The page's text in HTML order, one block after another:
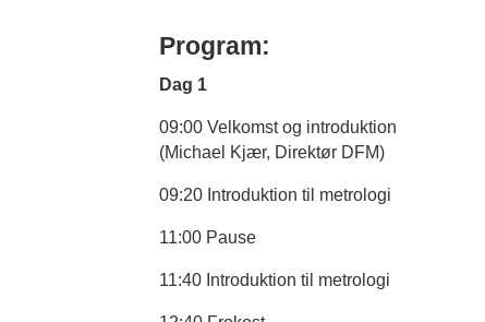
Program:
Dag 1
09:00 Velkomst og introduktion
(Michael Kjær, Direktør DFM)
09:20 Introduktion til metrologi
11:00 Pause
11:40 Introduktion til metrologi